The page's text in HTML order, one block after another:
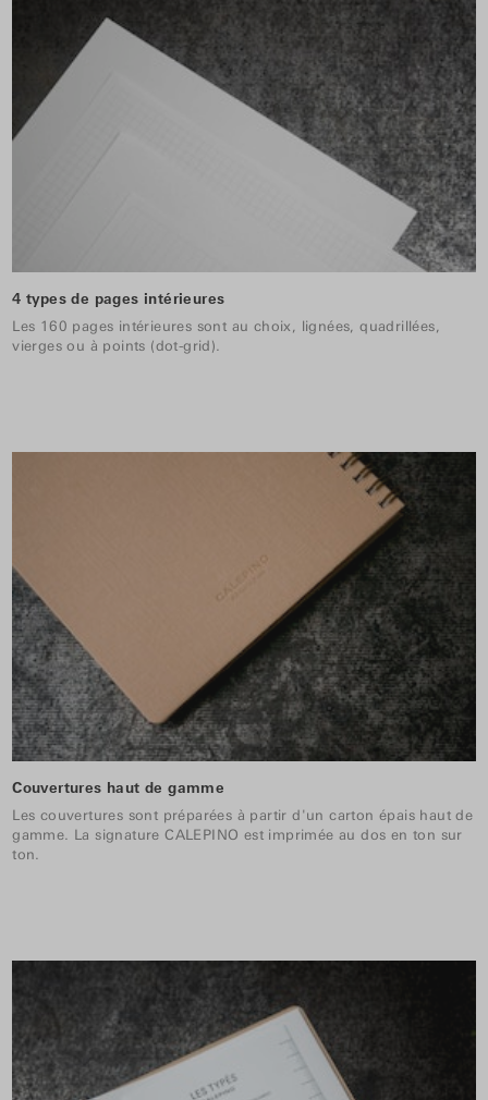
4 types de pages intérieures
Les 160 pages intérieures sont au choix, lignées, quadrillées,
vierges ou à points (dot-grid).
Couvertures haut de gamme
Les couvertures sont préparées à partir d'un carton épais haut de
gamme. La signature CALEPINO est imprimée au dos en ton sur
ton.